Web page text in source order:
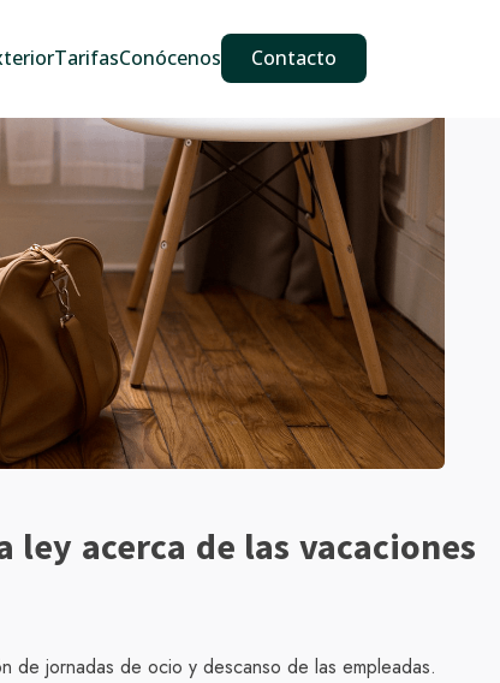
TarifasConócenos Contacto
acerca de las vacaciones
de jornadas de ocio y descanso de las empleadas.